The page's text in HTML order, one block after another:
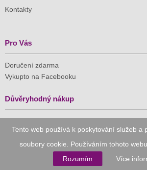
Tento web používá k poskytování služeb a
soubory cookie. Používáním tohoto
Rozumím
Více
Kontakty
Pro Vás
Doručení zdarma
Vykupto na Facebooku
Důvěryhodný nákup
komerci (APEK)